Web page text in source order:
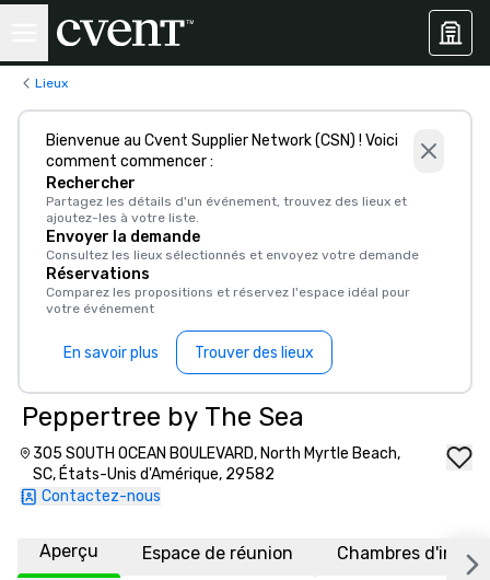
Lieux
Bienvenue au Cvent Supplier Network (CSN) ! Voici
comment commencer :
Rechercher
Partagez les détails d'un événement, trouvez des lieux et
ajoutez-les à votre liste.
Envoyer la demande
Consultez les lieux sélectionnés et envoyez votre demande
Réservations
Comparez les propositions et réservez l'espace idéal pour
votre événement
En savoir plus Trouver des lieux
Peppertree by The Sea
305 SOUTH OCEAN BOULEVARD, North Myrtle Beach,
SC, États-Unis d'Amérique, 29582
Contactez-nous
Aperçu Espace de réunion Chambres